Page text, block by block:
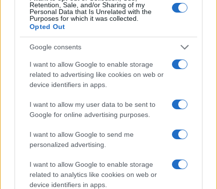
Retention, Sale, and/or Sharing of my
Personal Data that Is Unrelated with the
Purposes for which it was collected.
Opted Out
Google consents
I want to allow Google to enable storage
related to advertising like cookies on web or
device identifiers in apps.
I want to allow my user data to be sent to
Google for online advertising purposes.
I want to allow Google to send me
personalized advertising.
I want to allow Google to enable storage
related to analytics like cookies on web or
device identifiers in apps.
Νέο Audi A2 e-tron με στόχο την κορυφή της
αποδοτικότητας
προετοιμασίας και τα
φιλικά
Θεσσαλονίκη ο ΡαϊΚουάν
Γκρέι (vid & pics)
Χρηματιστήριο Αθηνών: Εβδομαδιαία άνοδος 1,76%, κέρδη
23,31% από τις αρχές του έτους